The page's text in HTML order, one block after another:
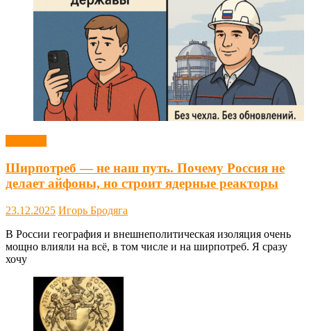
Ширпотреб — не наш путь. Почему Россия не
делает айфоны, но строит ядерные реакторы
23.12.2025 Игорь Бродяга
В России география и внешнеполитическая изоляция очень
мощно влияли на всё, в том числе и на ширпотреб. Я сразу
хочу